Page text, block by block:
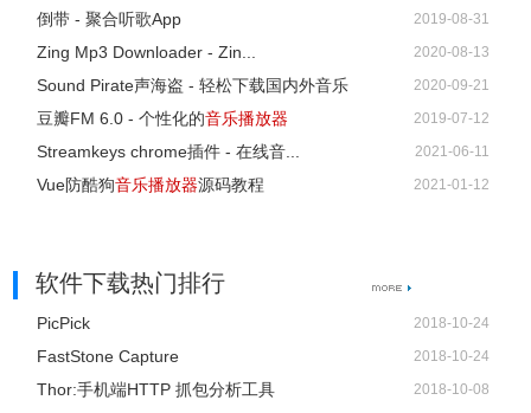
倒带 - 聚合听歌App 2019-08-31
Zing Mp3 Downloader - Zin... 2020-08-13
Sound Pirate声海盗 - 轻松下载国内外音乐 2020-09-21
豆瓣FM 6.0 - 个性化的音乐播放器 2019-07-12
Streamkeys chrome插件 - 在线音... 2021-06-11
Vue防酷狗音乐播放器源码教程 2021-01-12
软件下载热门排行
PicPick 2018-10-24
FastStone Capture 2018-10-24
Thor:手机端HTTP 抓包分析工具 2018-10-08